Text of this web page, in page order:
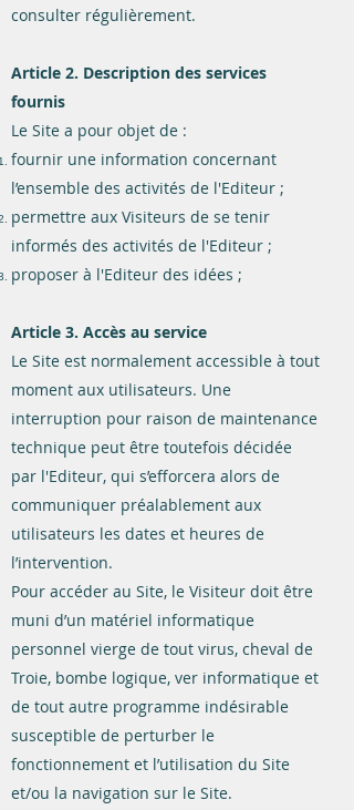
consulter régulièrement.
Article 2. Description des services
fournis
Le Site a pour objet de :
fournir une information concernant
l’ensemble des activités de l'Editeur ;
permettre aux Visiteurs de se tenir
informés des activités de l'Editeur ;
proposer à l'Editeur des idées ;
Article 3. Accès au service
Le Site est normalement accessible à tout
moment aux utilisateurs. Une
interruption pour raison de maintenance
technique peut être toutefois décidée
par l'Editeur, qui s’efforcera alors de
communiquer préalablement aux
utilisateurs les dates et heures de
l’intervention.
Pour accéder au Site, le Visiteur doit être
muni d’un matériel informatique
personnel vierge de tout virus, cheval de
Troie, bombe logique, ver informatique et
de tout autre programme indésirable
susceptible de perturber le
fonctionnement et l’utilisation du Site
et/ou la navigation sur le Site.